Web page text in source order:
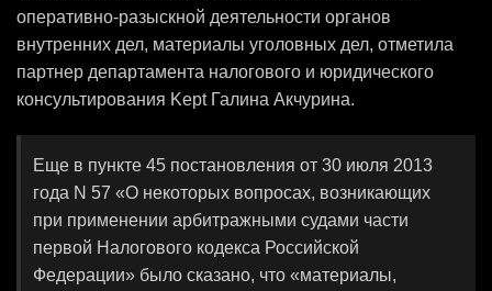
оперативно-разыскной деятельности органов
внутренних дел, материалы уголовных дел, отметила
партнер департамента налогового и юридического
консультирования Kept Галина Акчурина.
Еще в пункте 45 постановления от 30 июля 2013
года N 57 «О некоторых вопросах, возникающих
при применении арбитражными судами части
первой Налогового кодекса Российской
Федерации» было сказано, что «материалы,